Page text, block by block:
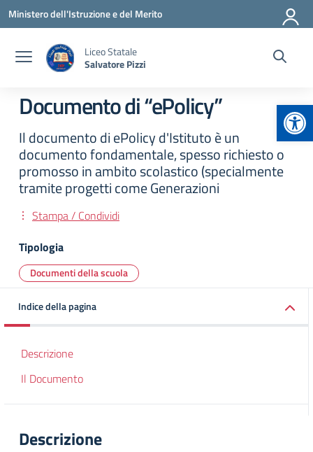
Vai ai contenuti
Vai al menu di navigazione
Vai al footer
Ministero dell'Istruzione e del Merito
Liceo Statale
Salvatore Pizzi
Documento di “ePolicy”
Il documento di ePolicy d'Istituto è un
documento fondamentale, spesso richiesto o
promosso in ambito scolastico (specialmente
tramite progetti come Generazioni
Stampa / Condividi
Tipologia
Documenti della scuola
Indice della pagina
Descrizione
Il Documento
Descrizione